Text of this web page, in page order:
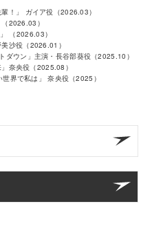
！」 ガイア役（2026.03）
2026.03）
（2026.03）
沙役（2026.01）
ダウン」主演・長谷部葵役（2025.10）
奈央役（2025.08）
界で私は」 奈央役（2025）